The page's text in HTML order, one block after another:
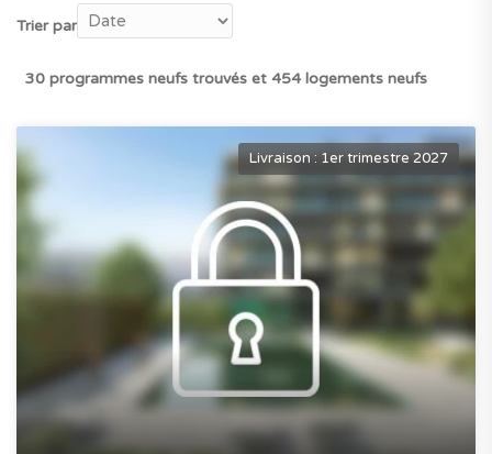
Trier par
30 programmes neufs trouvés et 454 logements neufs
Livraison : 1er trimestre 2027